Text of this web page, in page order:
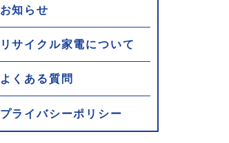
お知らせ
リサイクル家電について
よくある質問
プライバシーポリシー